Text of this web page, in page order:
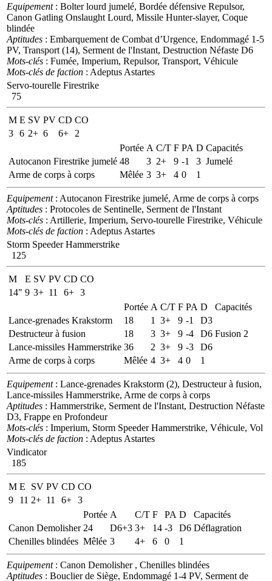
Equipement: Bolter lourd jumelé, Bordée défensive Repulsor,
Canon Gatling Onslaught Lourd, Missile Hunter-slayer, Coque
blindée
Aptitudes : Embarquement de Combat d’Urgence, Endommagé 1-5
PV, Transport (14), Serment de l'Instant, Destruction Néfaste D6
Mots-clés : Fumée, Imperium, Repulsor, Transport, Véhicule
Mots-clés de faction : Adeptus Astartes
Servo-tourelle Firestrike
75
M E SV PV CD CO
3 6 2+ 6 6+
2
Portée A C/T F PA D Capacités
Autocanon Firestrike jumelé 48 3 2+ 9 -1 3 Jumelé
Arme de corps à corps
Mêlée 3 3+ 4 0 1
Equipement: Autocanon Firestrike jumelé, Arme de corps à corps
Aptitudes : Protocoles de Sentinelle, Serment de l'Instant
Mots-clés : Artillerie, Imperium, Servo-tourelle Firestrike, Véhicule
Mots-clés de faction : Adeptus Astartes
Storm Speeder Hammerstrike
125
M E SV PV CD CO
14" 9 3+ 11 6+ 3
Portée A C/T F PA D
Capacités
Lance-grenades Krakstorm
18 1 3+ 9 -1
D3
Destructeur à fusion
18 3 3+ 9 -4 D6 Fusion 2
Lance-missiles Hammerstrike 36 2 3+ 9 -3
D6
Arme de corps à corps
Mêlée 4 3+ 4 0 1
Equipement: Lance-grenades Krakstorm (2), Destructeur à fusion,
Lance-missiles Hammerstrike, Arme de corps à corps
Aptitudes : Hammerstrike, Serment de l'Instant, Destruction Néfaste
D3, Frappe en Profondeur
Mots-clés : Imperium, Storm Speeder Hammerstrike, Véhicule, Vol
Mots-clés de faction : Adeptus Astartes
Vindicator
185
M E SV PV CD CO
9
11 2+ 11 6+ 3
Portée A C/T F PA D
Capacités
Canon Demolisher 24 D6+3 3+ 14 -3 D6 Déflagration
Chenilles blindées Mêlée 3 4+ 6 0 1
Equipement: Canon Demolisher , Chenilles blindées
Aptitudes : Bouclier de Siège, Endommagé 1-4 PV, Serment de